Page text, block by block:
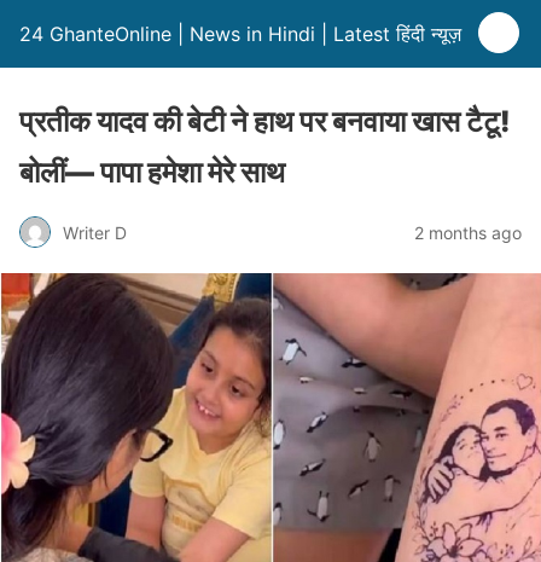
24 GhanteOnline | News in Hindi | Latest हिंदी न्यूज़
प्रतीक यादव की बेटी ने हाथ पर बनवाया खास टैटू!
बोलीं— पापा हमेशा मेरे साथ
Writer D 2 months ago